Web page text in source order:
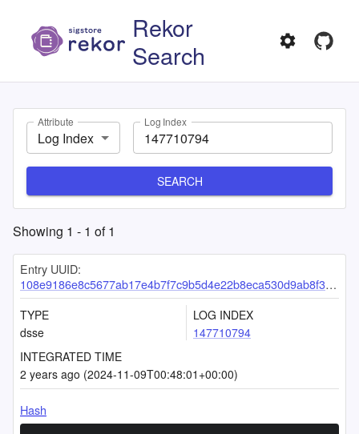
Rekor
Search
Attribute
Log Index
Log Index
SEARCH
Showing 1 - 1 of1
Entry UUID:
108e9186e8c5677ab17e4b7f7c9b5d4e22b8eca530d9ab8f3a28e30371684155f56d5ac4aac0e944
TYPE
dsse
LOG INDEX
147710794
INTEGRATED TIME
2 years ago (2024-11-09T00:48:01+00:00)
Hash